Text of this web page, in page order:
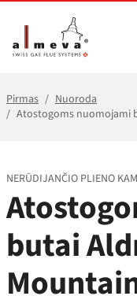
Pirmas
Nuoroda
Atostogoms nuomojami
NERŪDIJANČIO PLIENO
butai